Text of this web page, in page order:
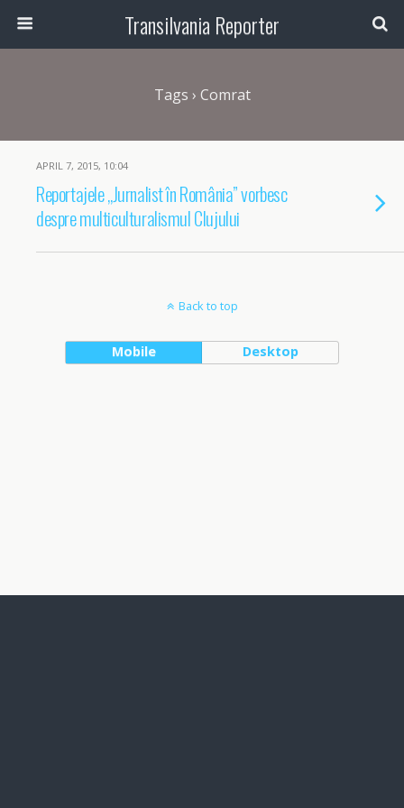
Transilvania Reporter
Tags › Comrat
APRIL 7, 2015, 10:04
Reportajele „Jurnalist în România” vorbesc
despre multiculturalismul Clujului
Back to top
Mobile Desktop